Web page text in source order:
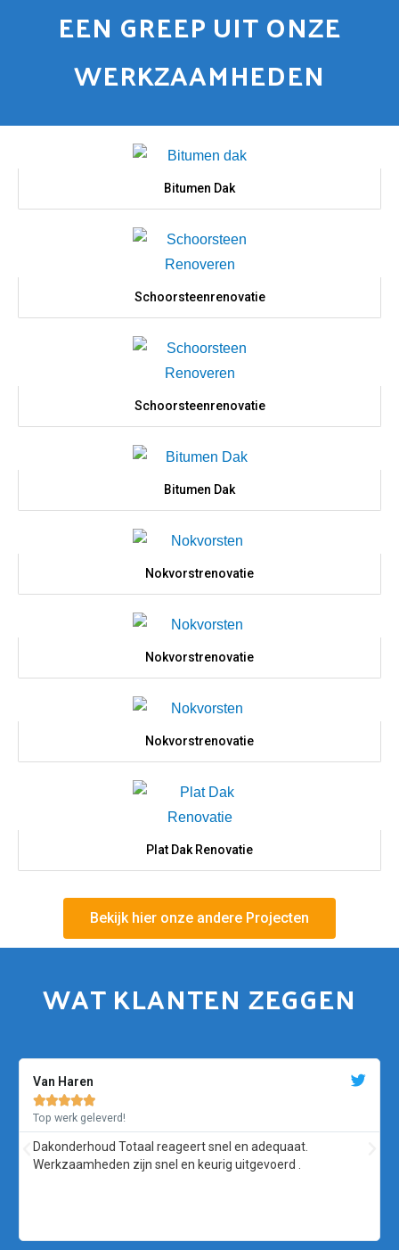
EEN GREEP UIT ONZE
WERKZAAMHEDEN
Bitumen Dak
Schoorsteenrenovatie
Schoorsteenrenovatie
Bitumen Dak
Nokvorstrenovatie
Nokvorstrenovatie
Nokvorstrenovatie
Plat Dak Renovatie
Bekijk hier onze andere Projecten
WAT KLANTEN ZEGGEN
Van Haren

Top werk geleverd!
Dakonderhoud Totaal reageert snel en adequaat.
Werkzaamheden zijn snel en keurig uitgevoerd .